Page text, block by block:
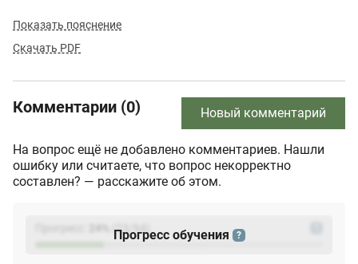
Показать пояснение
Скачать PDF
Комментарии (0) Новый комментарий
На вопрос ещё не добавлено комментариев. Нашли
ошибку или считаете, что вопрос некорректно
составлен? — расскажите об этом.
(23
Прогресс обучения ?